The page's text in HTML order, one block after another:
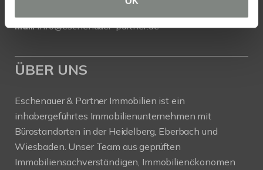
Mail:info@eschenauer-partner.de
ÜBER UNS
Eschenauer & Partner Immobilien ist ein
inhabergeführtes Immobilienunternehmen mit
Bürostandorten in der Heidelberg, Eberbach und
Wiesbaden. Unser Team aus geprüften
Immobiliensachverständigen, Immobilienökonomen